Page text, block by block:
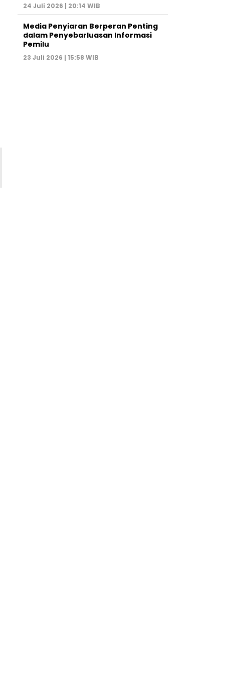
24 Juli 2026 | 20:14 WIB
Media Penyiaran Berperan Penting
dalam Penyebarluasan Informasi
Pemilu
23 Juli 2026 | 15:58 WIB